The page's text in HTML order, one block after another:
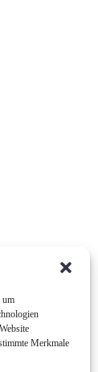
um
Merkmale